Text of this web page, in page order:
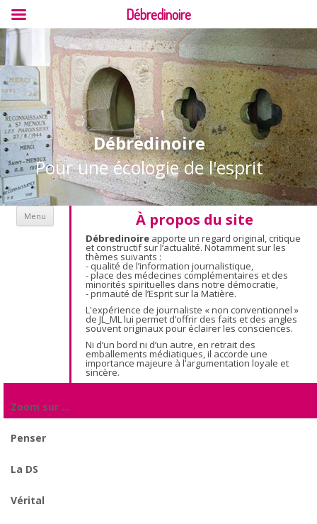
Débredinoire
Pour une écologie de l'esprit
À propos du site
Débredinoire apporte un regard original, critique
et constructif sur l’actualité. Notamment sur les
thèmes suivants :
- qualité de l’information journalistique,
- place des médecines complémentaires et des
minorités spirituelles dans notre démocratie,
- primauté de l’Esprit sur la Matière.
L'expérience de journaliste « non conventionnel »
de JL_ML lui permet d’offrir des faits et des angles
souvent originaux pour éclairer les consciences.
Ni d’un bord ni d’un autre, en retrait des
emballements médiatiques, il accorde une
importance majeure à l’argumentation loyale et
sincère.
Menu Aller au contenu
Zoom sur …
Penser
La DS
Vérital
Débredinoire